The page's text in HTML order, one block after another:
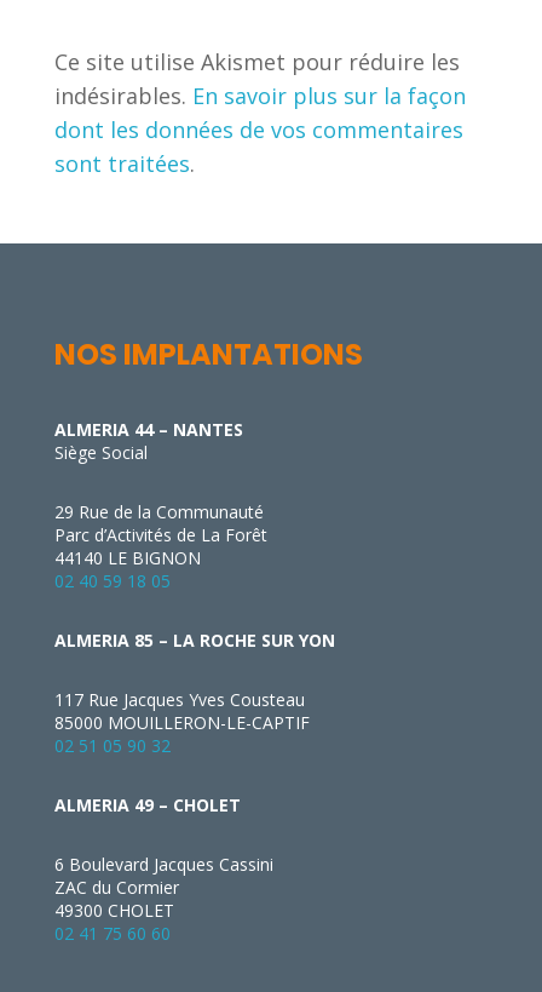
Ce site utilise Akismet pour réduire les
indésirables. En savoir plus sur la façon
dont les données de vos commentaires
sont traitées.
NOS IMPLANTATIONS
ALMERIA 44 – NANTES
Siège Social
29 Rue de la Communauté
Parc d’Activités de La Forêt
44140 LE BIGNON
02 40 59 18 05
ALMERIA 85 – LA ROCHE SUR YON
117 Rue Jacques Yves Cousteau
85000 MOUILLERON-LE-CAPTIF
02 51 05 90 32
ALMERIA 49 – CHOLET
6 Boulevard Jacques Cassini
ZAC du Cormier
49300 CHOLET
02 41 75 60 60